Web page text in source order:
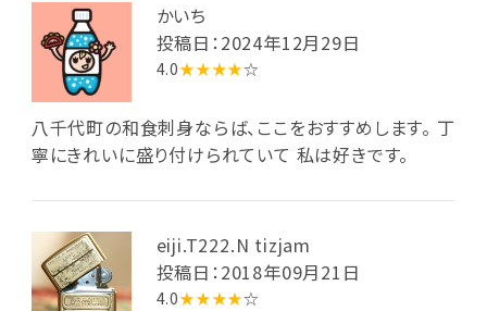
かいち
投稿日：2024年12月29日
4.0★★★★☆
八千代町の和食刺身ならば、ここをおすすめします。 丁
寧にきれいに盛り付けられていて 私は好きです。
eiji.T222.N tizjam
投稿日：2018年09月21日
4.0★★★★☆